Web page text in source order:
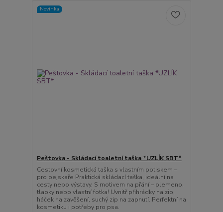
Novinka
Peštovka - Skládací toaletní taška *UZLÍK SBT*
Cestovní kosmetická taška s vlastním potiskem –
pro pejskaře Praktická skládací taška, ideální na
cesty nebo výstavy. S motivem na přání – plemeno,
tlapky nebo vlastní fotka! Uvnitř přihrádky na zip,
háček na zavěšení, suchý zip na zapnutí. Perfektní na
kosmetiku i potřeby pro psa.